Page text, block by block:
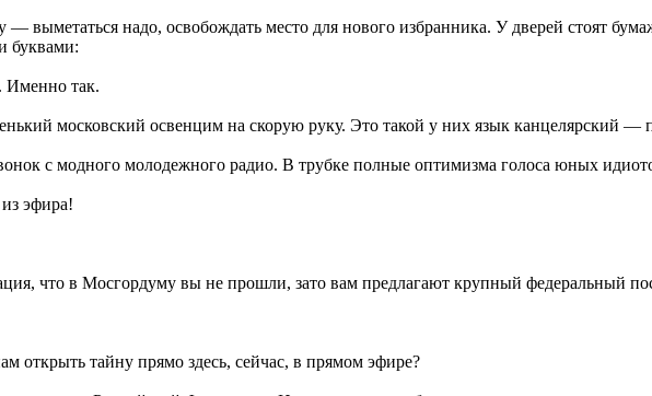
— выметаться надо, освобождать место для нового избранника. У дверей стоят
буквами:
так.
московский освенцим на скорую руку. Это такой у них язык канцелярский —
с модного молодежного радио. В трубке полные оптимизма голоса юных
эфира!
что в Мосгордуму вы не прошли, зато вам предлагают крупный федеральный
тайну прямо здесь, сейчас, в прямом эфире?